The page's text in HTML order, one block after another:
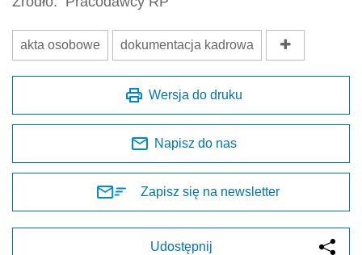
akta osobowe dokumentacja kadrowa
Wersja do druku
Napisz do nas
Zapisz się na newsletter
Udostępnij